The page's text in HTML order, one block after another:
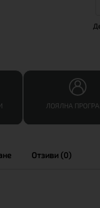
ЛОЯЛНА
Отзиви (0)